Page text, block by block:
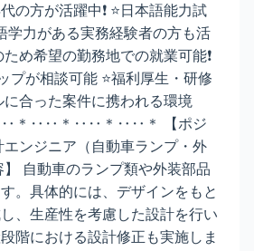
の方が活躍中❗ ⭐日本語能力試
学力がある実務経験者の方も活
ため希望の勤務地での就業可能❗
プが相談可能 ⭐福利厚生・研修
に合った案件に携われる環境
＊‥‥＊‥‥＊‥‥＊ 【ポジ
エンジニア（自動車ランプ・外
自動車のランプ類や外装部品
。具体的には、デザインをもと
、生産性を考慮した設計を行い
階における設計修正も実施しま